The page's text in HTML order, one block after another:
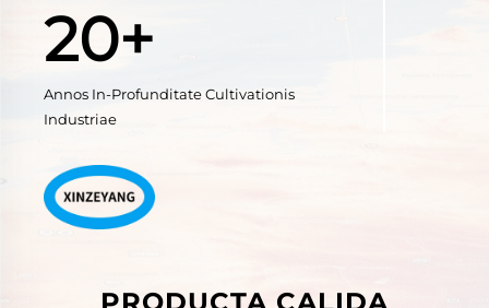
20+
Annos In-Profunditate Cultivationis
Industriae
PRODUCTA CALIDA